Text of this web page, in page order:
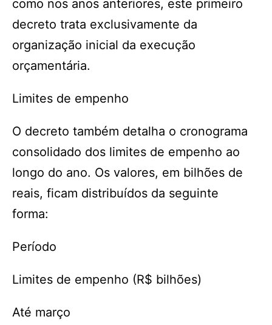
como nos anos anteriores, este primeiro
decreto trata exclusivamente da
organização inicial da execução
orçamentária.
Limites de empenho
O decreto também detalha o cronograma
consolidado dos limites de empenho ao
longo do ano. Os valores, em bilhões de
reais, ficam distribuídos da seguinte
forma:
Período
Limites de empenho (R$ bilhões)
Até março